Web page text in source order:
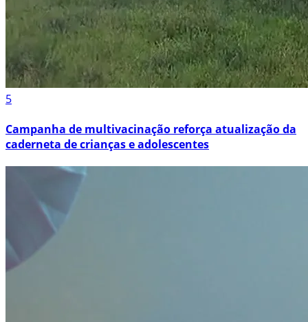
5
Campanha de multivacinação reforça atualização da
caderneta de crianças e adolescentes